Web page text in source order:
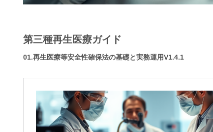
第三種再生医療ガイド
01.再生医療等安全性確保法の基礎と実務運用V1.4.1